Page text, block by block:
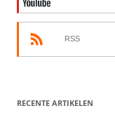
RSS
RECENTE ARTIKELEN